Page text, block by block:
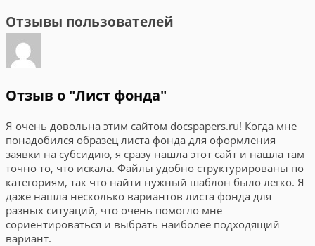
Отзывы пользователей
Отзыв о "Лист фонда"
Я очень довольна этим сайтом docspapers.ru! Когда мне
понадобился образец листа фонда для оформления
заявки на субсидию, я сразу нашла этот сайт и нашла там
точно то, что искала. Файлы удобно структурированы по
категориям, так что найти нужный шаблон было легко. Я
даже нашла несколько вариантов листа фонда для
разных ситуаций, что очень помогло мне
сориентироваться и выбрать наиболее подходящий
вариант.